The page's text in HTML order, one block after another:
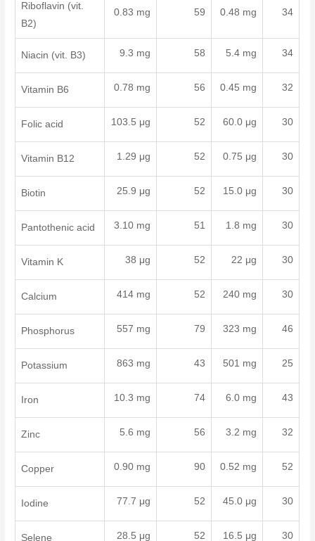
Riboflavin (vit.
B2)
0.83 mg 59 0.48 mg 34
Niacin (vit. B3) 9.3 mg 58 5.4 mg 34
Vitamin B6 0.78 mg 56 0.45 mg 32
Folic acid 103.5 μg 52 60.0 μg 30
Vitamin B12 1.29 μg 52 0.75 μg 30
Biotin 25.9 μg 52 15.0 μg 30
Pantothenic acid 3.10 mg 51 1.8 mg 30
Vitamin K 38 μg 52 22 μg 30
Calcium 414 mg 52 240 mg 30
Phosphorus 557 mg 79 323 mg 46
Potassium 863 mg 43 501 mg 25
Iron 10.3 mg 74 6.0 mg 43
Zinc 5.6 mg 56 3.2 mg 32
Copper 0.90 mg 90 0.52 mg 52
Iodine 77.7 μg 52 45.0 μg 30
Selene 28.5 μg 52 16.5 μg 30